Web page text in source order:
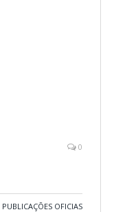
0
PUBLICAÇÕES OFICIAS